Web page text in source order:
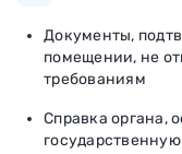
Документы,
помещении, не
требованиям
Справка органа,